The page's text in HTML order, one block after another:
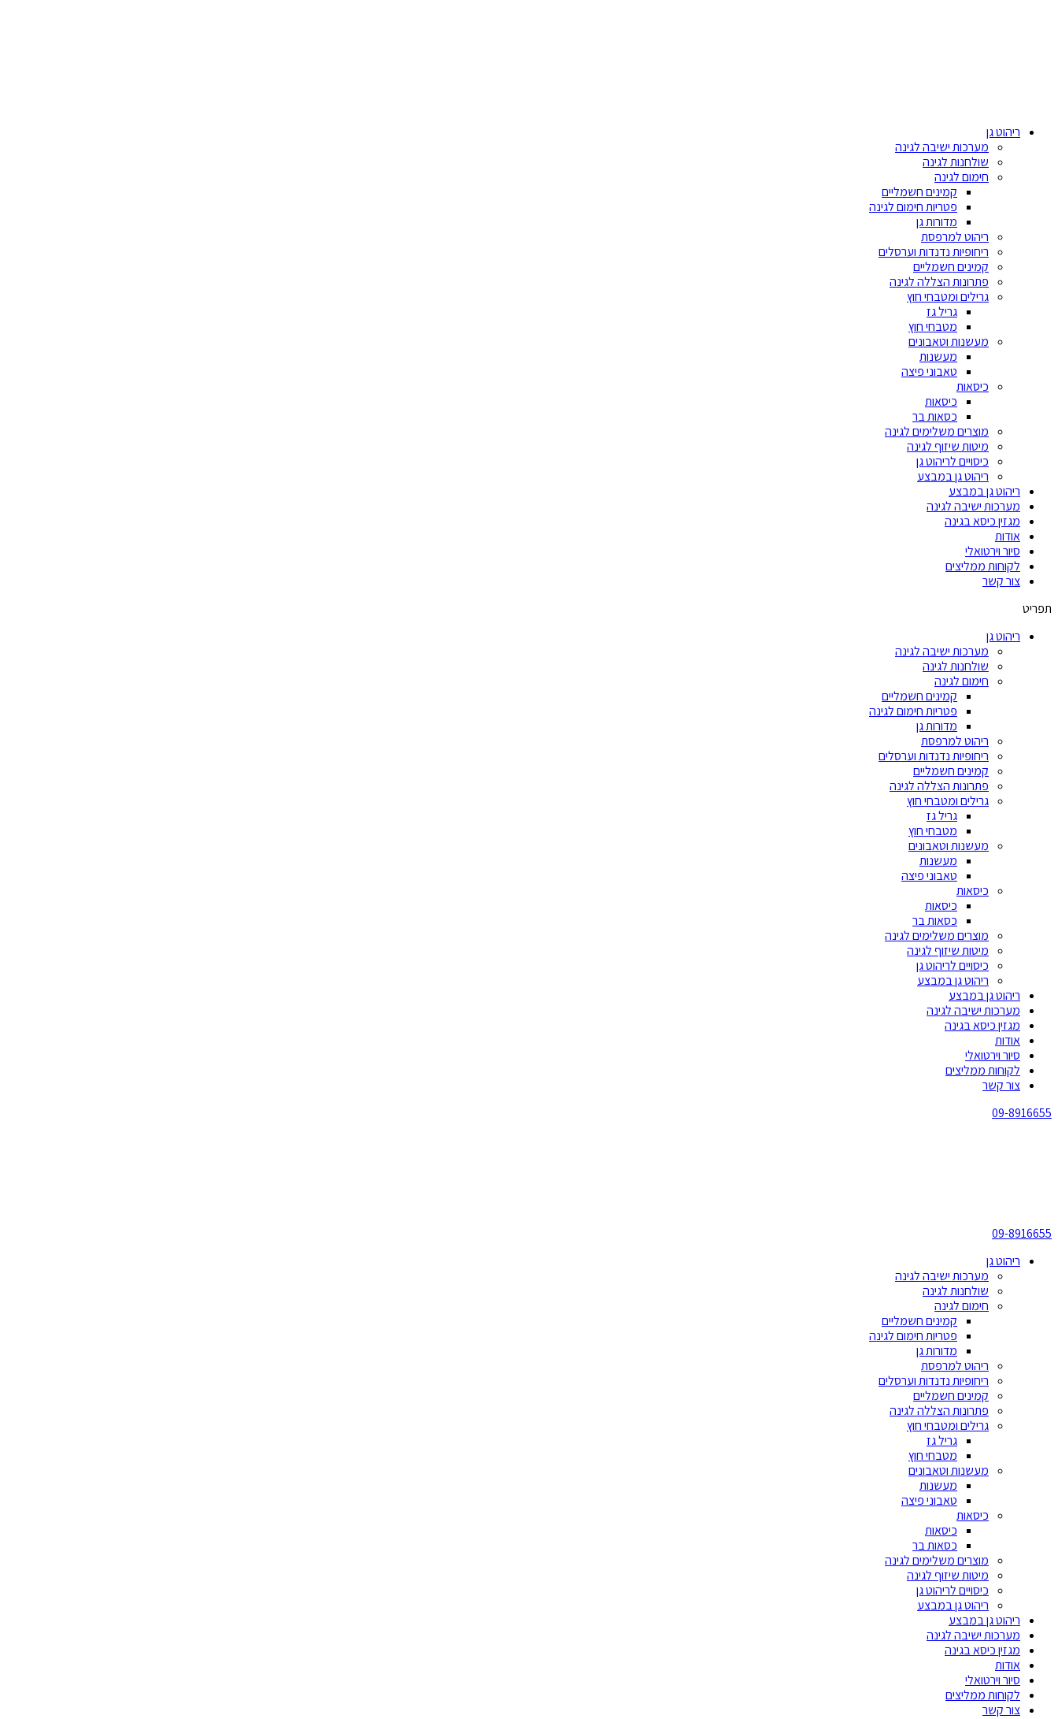
ריהוט גן
מערכות ישיבה לגינה
שולחנות לגינה
חימום לגינה
קמינים חשמליים
פטריות חימום לגינה
מדורות גן
ריהוט למרפסת
ריחופיות נדנדות וערסלים
קמינים חשמליים
פתרונות הצללה לגינה
גרילים ומטבחי חוץ
גריל גז
מטבחי חוץ
מעשנות וטאבונים
מעשנות
טאבוני פיצה
כיסאות
כיסאות
כסאות בר
מוצרים משלימים לגינה
מיטות שיזוף לגינה
כיסויים לריהוט גן
ריהוט גן במבצע
ריהוט גן במבצע
מערכות ישיבה לגינה
מגזין כיסא בגינה
אודות
סיור וירטואלי
לקוחות ממליצים
צור קשר
תפריט
ריהוט גן
מערכות ישיבה לגינה
שולחנות לגינה
חימום לגינה
קמינים חשמליים
פטריות חימום לגינה
מדורות גן
ריהוט למרפסת
ריחופיות נדנדות וערסלים
קמינים חשמליים
פתרונות הצללה לגינה
גרילים ומטבחי חוץ
גריל גז
מטבחי חוץ
מעשנות וטאבונים
מעשנות
טאבוני פיצה
כיסאות
כיסאות
כסאות בר
מוצרים משלימים לגינה
מיטות שיזוף לגינה
כיסויים לריהוט גן
ריהוט גן במבצע
ריהוט גן במבצע
מערכות ישיבה לגינה
מגזין כיסא בגינה
אודות
סיור וירטואלי
לקוחות ממליצים
צור קשר
09-8916655
09-8916655
ריהוט גן
מערכות ישיבה לגינה
שולחנות לגינה
חימום לגינה
קמינים חשמליים
פטריות חימום לגינה
מדורות גן
ריהוט למרפסת
ריחופיות נדנדות וערסלים
קמינים חשמליים
פתרונות הצללה לגינה
גרילים ומטבחי חוץ
גריל גז
מטבחי חוץ
מעשנות וטאבונים
מעשנות
טאבוני פיצה
כיסאות
כיסאות
כסאות בר
מוצרים משלימים לגינה
מיטות שיזוף לגינה
כיסויים לריהוט גן
ריהוט גן במבצע
ריהוט גן במבצע
מערכות ישיבה לגינה
מגזין כיסא בגינה
אודות
סיור וירטואלי
לקוחות ממליצים
צור קשר